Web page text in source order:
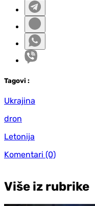
Tagovi :
Ukrajina
dron
Letonija
Komentari (0)
Više iz rubrike